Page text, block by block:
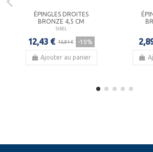
ÉPINGLES DROITES
BRONZE 4,5 CM
SIBEL
12,43 € 13,81 € -10%
Ajouter au panier